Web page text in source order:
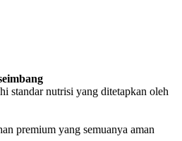
standar nutrisi yang ditetapkan oleh
premium yang semuanya aman